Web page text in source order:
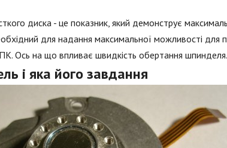
диска - це показник, який демонструє
для надання максимальної можливості для
Ось на що впливає швидкість обертання шпинделя.
і яка його завдання